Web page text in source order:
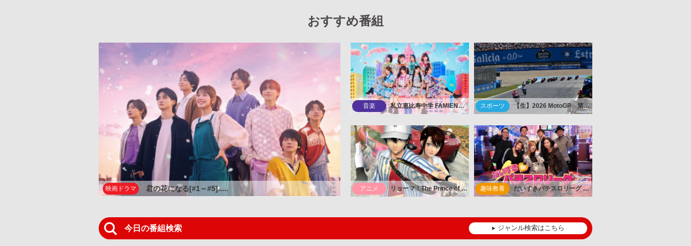
おすすめ番組